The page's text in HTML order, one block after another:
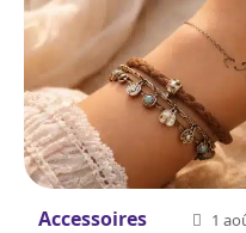
Accessoires 1